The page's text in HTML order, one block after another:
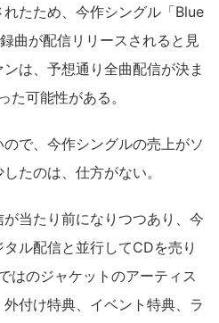
たため、今作シングル「Blue
曲が配信リリースされると見
は、予想通り全曲配信が決ま
た可能性がある。
で、今作シングルの売上がソ
たのは、仕方がない。
当たり前になりつつあり、今
ル配信と並行してCDを売り
はのジャケットのアーティス
付け特典、イベント特典、ラ